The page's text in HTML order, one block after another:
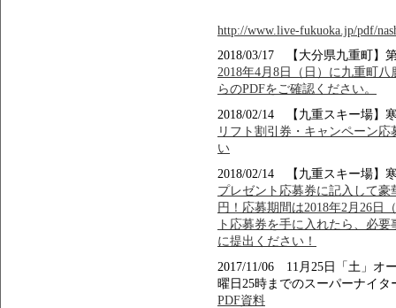
http://www.live-fukuoka.jp/pdf/
2018/03/17 【大分県九重町】
2018年4月8日（日）に九重町
らのPDFをご確認ください。
2018/02/14 【九重スキー場】
リフト割引券・キャンペーン
い
2018/02/14 【九重スキー場】
プレゼント応募券に記入して豪
円！応募期間は2018年2月26日
ト応募券を手に入れたら、必
に提出ください！
2017/11/06 11月25日「土」オ
曜日25時までのスーパーナイ
PDF資料